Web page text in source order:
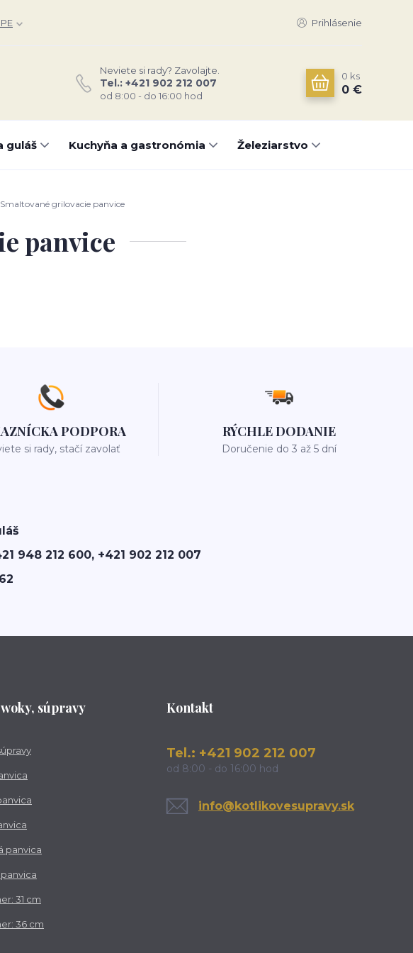
Prihlásenie
Neviete si rady? Zavolajte.
Tel.: +421 902 212 007
od 8:00 - do 16:00 hod
0 ks
0 €
guláš Kuchyňa a gastronómia Železiarstvo
Smaltované grilovacie panvice
panvice
PODPORA
si rady, stačí zavolať
RÝCHLE DODANIE
Doručenie do 3 až 5 dní
948 212 600, +421 902 212 007
súpravy
panvica
31 cm
36 cm
Kontakt
Tel.: +421 902 212 007
od 8:00 - do 16:00 hod
info@kotlikovesupravy.sk